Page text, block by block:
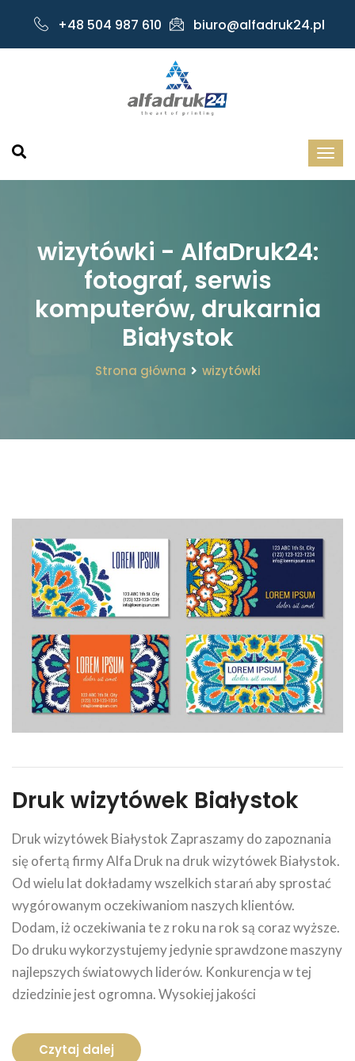
+48 504 987 610 biuro@alfadruk24.pl
wizytówki - AlfaDruk24:
fotograf, serwis
komputerów, drukarnia
Białystok
Strona główna wizytówki
Druk wizytówek Białystok
Druk wizytówek Białystok Zapraszamy do zapoznania
się ofertą firmy Alfa Druk na druk wizytówek Białystok.
Od wielu lat dokładamy wszelkich starań aby sprostać
wygórowanym oczekiwaniom naszych klientów.
Dodam, iż oczekiwania te z roku na rok są coraz wyższe.
Do druku wykorzystujemy jedynie sprawdzone maszyny
najlepszych światowych liderów. Konkurencja w tej
dziedzinie jest ogromna. Wysokiej jakości
Czytaj dalej